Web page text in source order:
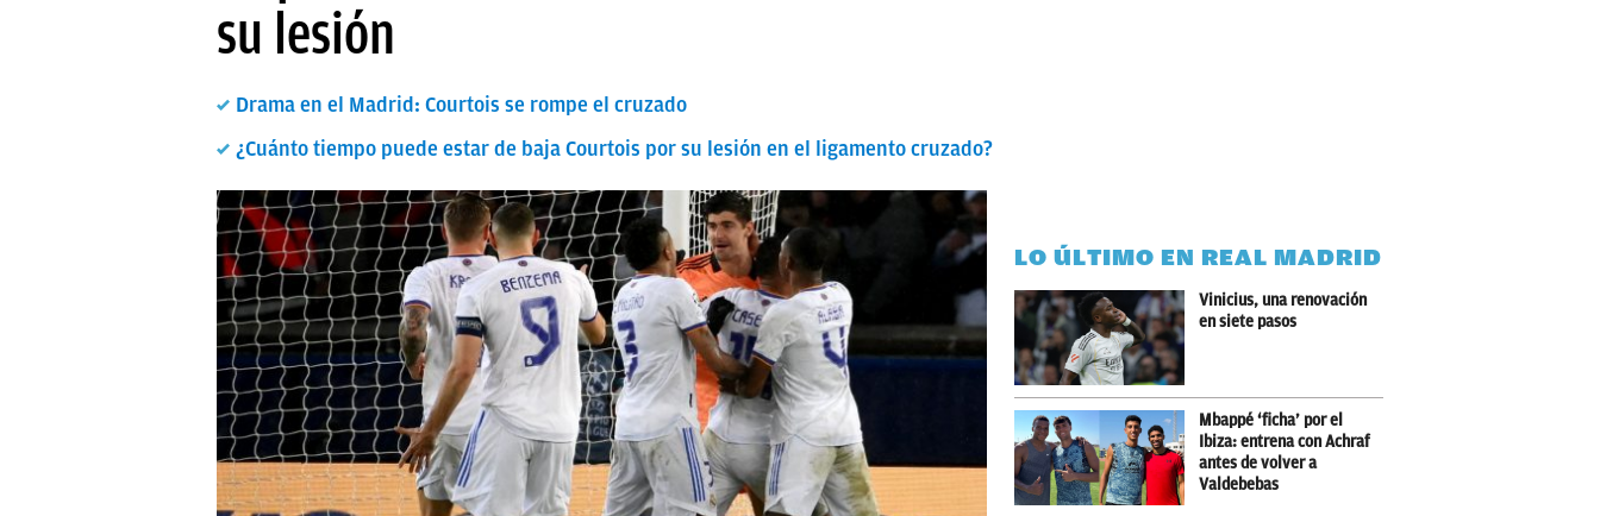
su lesión
Drama en el Madrid: Courtois se rompe el cruzado
¿Cuánto tiempo puede estar de baja Courtois por su lesión en el ligamento cruzado?
LO ÚLTIMO EN REAL MADRID
Vinicius, una renovación
en siete pasos
Mbappé ‘ficha’ por el
Ibiza: entrena con Achraf
antes de volver a
Valdebebas